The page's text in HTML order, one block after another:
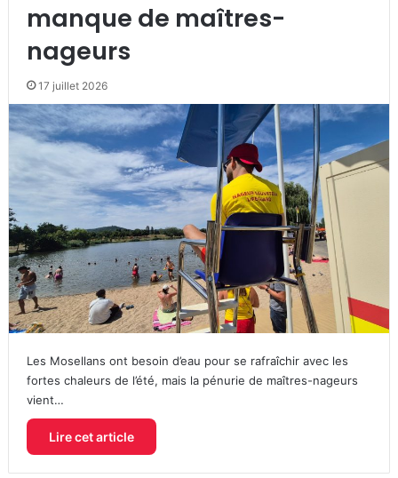
manque de maîtres-
nageurs
17 juillet 2026
Les Mosellans ont besoin d’eau pour se rafraîchir avec les
fortes chaleurs de l’été, mais la pénurie de maîtres-nageurs
vient…
Lire cet article